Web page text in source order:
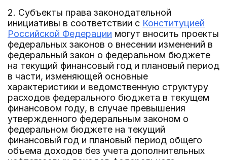
2. Субъекты права законодательной
инициативы в соответствии с Конституцией
Российской Федерации могут вносить проекты
федеральных законов о внесении изменений в
федеральный закон о федеральном бюджете
на текущий финансовый год и плановый период
в части, изменяющей основные
характеристики и ведомственную структуру
расходов федерального бюджета в текущем
финансовом году, в случае превышения
утвержденного федеральным законом о
федеральном бюджете на текущий
финансовый год и плановый период общего
объема доходов без учета дополнительных